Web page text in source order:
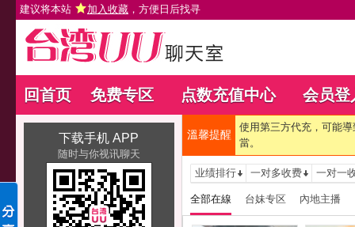
建议将本站 加入收藏 ，方便日后找寻
回首页 免费专区 点数充值中心 会员登
下载手机 APP
随时与你视讯聊天
溫馨提醒
使用第三方代充，可能
當。
业绩排行 一对多收费 一对一
全部在線 台妹专区 內地主播